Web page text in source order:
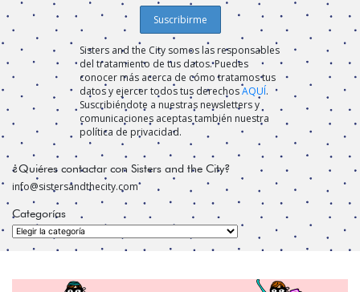
Sisters and the City somos las responsables
del tratamiento de tus datos. Puedes
conocer más acerca de cómo tratamos tus
datos y ejercer todos tus derechosAQUÍ.
Suscribiéndote a nuestras newsletters y
comunicaciones aceptas también nuestra
política de privacidad.
¿Quiéres contactar con Sisters and the City?
info@sistersandthecity.com
Categorías
Categorías